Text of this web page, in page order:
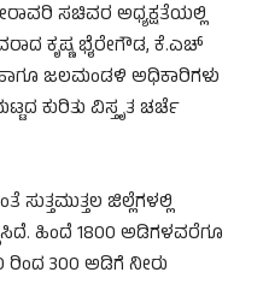
ಸಚಿವರ ಅಧ್ಯಕ್ಷತೆಯಲ್ಲಿ
ಕೃಷ್ಣ ಭೈರೇಗೌಡ, ಕೆ.ಎಚ್‌
ಜಲಮಂಡಳಿ ಅಧಿಕಾರಿಗಳು
ಕುರಿತು ವಿಸ್ತೃತ ಚರ್ಚೆ
ಜಿಲ್ಲೆಗಳಲ್ಲಿ
ಹಿಂದೆ 1800 ಅಡಿಗಳವರೆಗೂ
ರಿಂದ 300 ಅಡಿಗೆ ನೀರು